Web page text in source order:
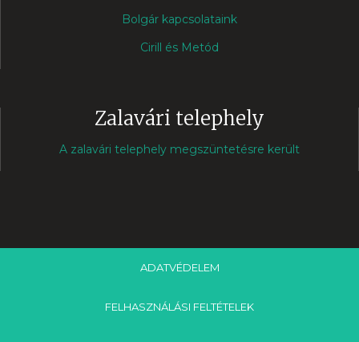
Bolgár kapcsolataink
Cirill és Metód
Zalavári telephely
A zalavári telephely megszüntetésre került
ADATVÉDELEM
FELHASZNÁLÁSI FELTÉTELEK